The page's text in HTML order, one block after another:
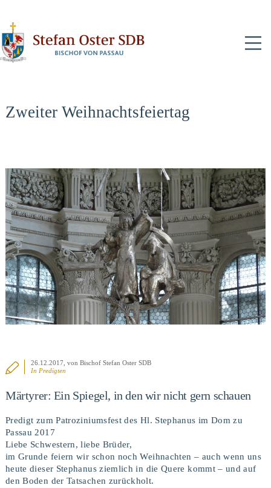
Zweiter Weihnachtsfeiertag
26.12.2017 , von Bischof Stefan Oster SDB
In Predigten
Märtyrer: Ein Spiegel, in den wir nicht gern schauen
Predigt zum Patroziniumsfest des Hl. Stephanus im Dom zu
Passau 2017
Liebe Schwestern, liebe Brüder,
im Grunde feiern wir schon noch Weihnachten – auch wenn uns
heute dieser Stephanus ziemlich in die Quere kommt – und auf
den Boden der Tatsachen zurückholt.